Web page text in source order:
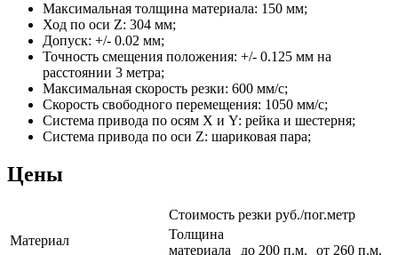
Максимальная толщина материала: 150 мм;
Ход по оси Z: 304 мм;
Допуск: +/- 0.02 мм;
Точность смещения положения: +/- 0.125 мм на
расстоянии 3 метра;
Максимальная скорость резки: 600 мм/с;
Скорость свободного перемещения: 1050 мм/с;
Система привода по осям X и Y: рейка и шестерня;
Система привода по оси Z: шариковая пара;
Цены
Материал
Стоимость резки руб./пог.метр
Толщина
материала
до 200 п.м. от 260 п.м.